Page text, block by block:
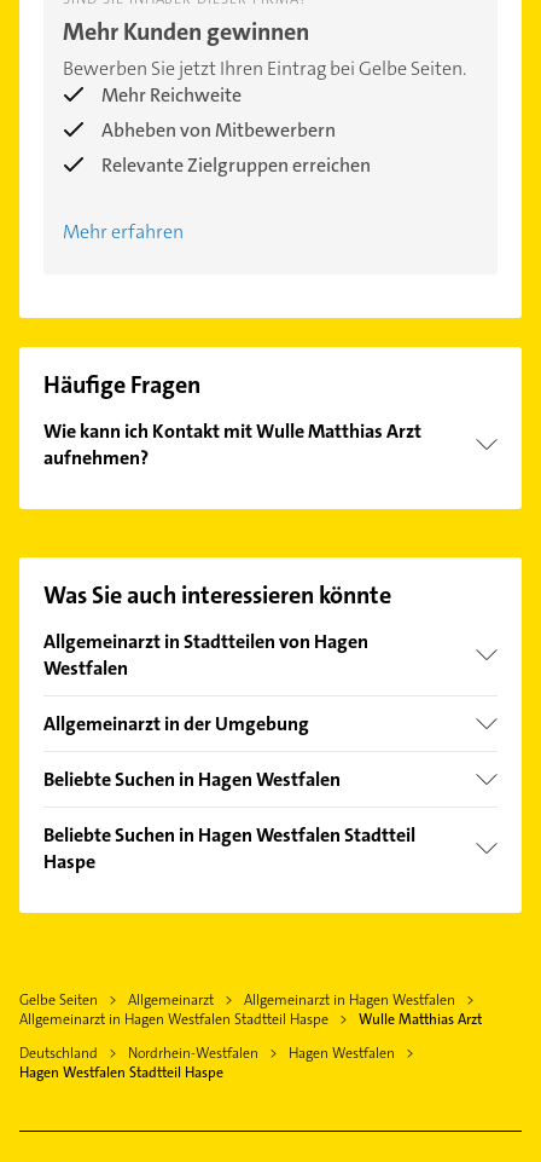
Mehr Kunden gewinnen
Bewerben Sie jetzt Ihren Eintrag bei Gelbe Seiten.
Mehr Reichweite
Abheben von Mitbewerbern
Relevante Zielgruppen erreichen
Mehr erfahren
Häufige Fragen
Wie kann ich Kontakt mit Wulle Matthias Arzt
aufnehmen?
Kontaktmöglichkeiten wie Adresse oder Mail in
finden Sie alleKontaktdaten.
Was Sie auch interessieren könnte
Allgemeinarzt in Stadtteilen von Hagen
Westfalen
Boele
Hochschulviertel
Mittelstadt
Wehringhausen
Allgemeinarzt in der Umgebung
Wetter (Ruhr)
Gevelsberg
Ennepetal
Sprockhövel
Radevormwald
Beliebte Suchen in Hagen Westfalen
Lackiererei
Maler
Phoniatrie
Logopädie
Klempner
Sanitärinstallation
Beliebte Suchen in Hagen Westfalen Stadtteil
Haspe
Immobilien
Immobilienmakler
Bestatter
Gelbe Seiten Allgemeinarzt
Allgemeinarzt in Hagen Westfalen
Allgemeinarzt in Hagen Westfalen Stadtteil Haspe
Wulle Matthias Arzt
Deutschland
Nordrhein-Westfalen
Hagen Westfalen
Hagen Westfalen Stadtteil Haspe